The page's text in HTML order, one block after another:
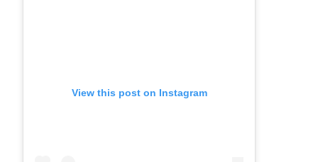
View this post on Instagram